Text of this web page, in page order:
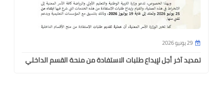
29 يونيو 2026
تمديد آخر أجل لإيداع طلبات الاستفادة من منحة القسم الداخلي